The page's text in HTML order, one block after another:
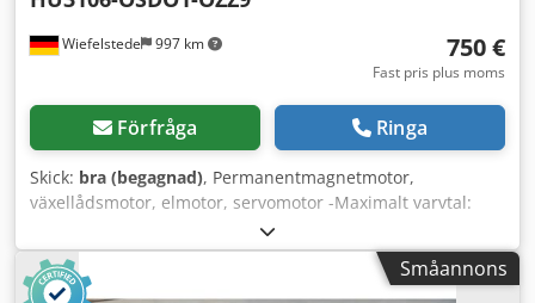
Wiefelstede 997 km 750 €
Fast pris plus moms
Förfråga Ringa
Skick: bra (begagnad), Permanentmagnetmotor,
växellådsmotor, elmotor, servomotor -Maximalt varvtal:
1200 varv/min -Drivkraft: 2,9 kW Chedpfxsznb Ucj Ak Hea -
Axel: Ø 32 mm -Varvtalsgivare -Extern kylning -Antal: 1
motor tillgänglig -Pris: per styck -Vikt: 70 kg/styckSmåannons